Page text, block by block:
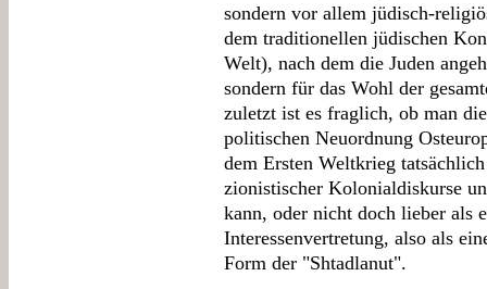
sondern vor allem jüdisch-
dem traditionellen jüdischen
Welt), nach dem die Juden
sondern für das Wohl der
zuletzt ist es fraglich, ob man
politischen Neuordnung
dem Ersten Weltkrieg
zionistischer Kolonialdiskurse
kann, oder nicht doch lieber als
Interessenvertretung, also als
Form der "Shtadlanut".